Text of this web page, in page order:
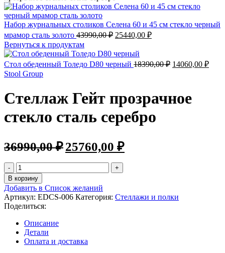
Набор журнальных столиков Селена 60 и 45 см стекло черный
мрамор сталь золото 43990,00₽ 25440,00 ₽
Вернуться к продуктам
Стол обеденный Толедо D80 черный 18390,00₽ 14060,00 ₽
Stool Group
Стеллаж Гейт прозрачное
стекло сталь серебро
36990,00₽25760,00 ₽
В корзину
Добавить в Список желаний
Артикул: EDCS-006 Категория: Стеллажи и полки
Поделиться:
Описание
Детали
Оплата и доставка